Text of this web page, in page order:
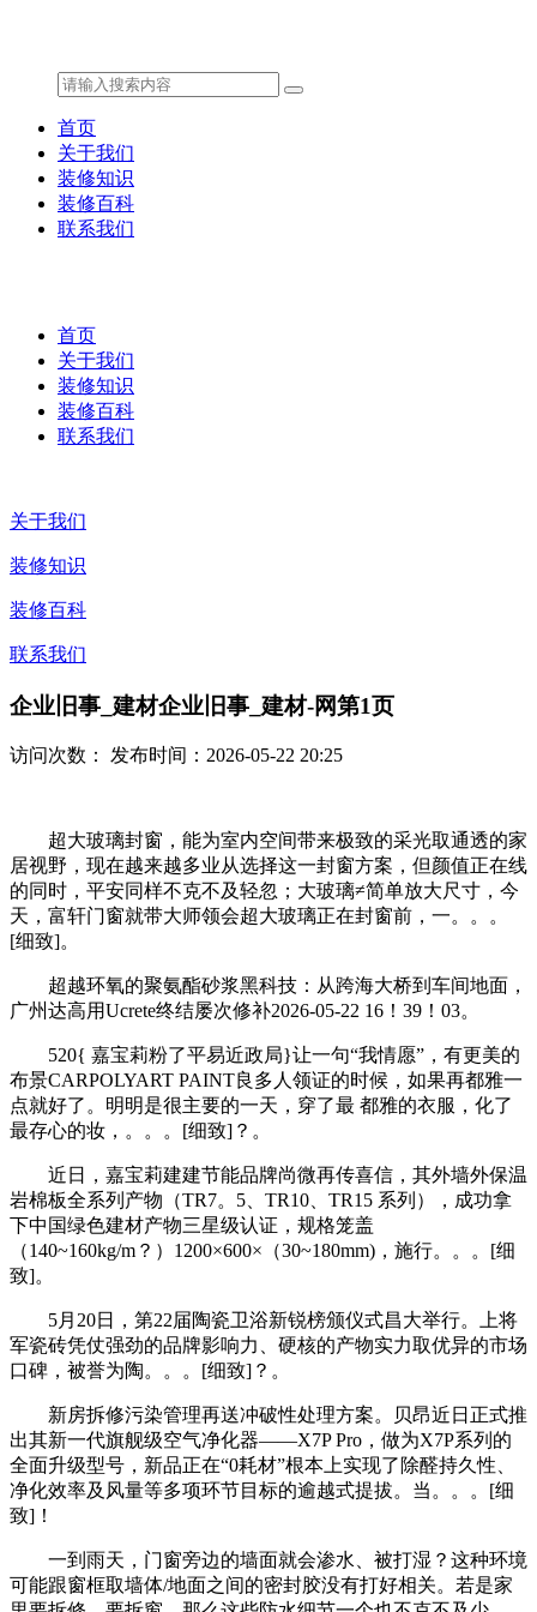
首页
关于我们
装修知识
装修百科
联系我们
首页
关于我们
装修知识
装修百科
联系我们
关于我们
装修知识
装修百科
联系我们
企业旧事_建材企业旧事_建材-网第1页
访问次数： 发布时间：2026-05-22 20:25
超大玻璃封窗，能为室内空间带来极致的采光取通透的家
居视野，现在越来越多业从选择这一封窗方案，但颜值正在线
的同时，平安同样不克不及轻忽；大玻璃≠简单放大尺寸，今
天，富轩门窗就带大师领会超大玻璃正在封窗前，一。。。
[细致]。
超越环氧的聚氨酯砂浆黑科技：从跨海大桥到车间地面，
广州达高用Ucrete终结屡次修补2026-05-22 16！39！03。
520{ 嘉宝莉粉了平易近政局}让一句“我情愿”，有更美的
布景CARPOLYART PAINT良多人领证的时候，如果再都雅一
点就好了。明明是很主要的一天，穿了最 都雅的衣服，化了
最存心的妆，。。。[细致]？。
近日，嘉宝莉建建节能品牌尚微再传喜信，其外墙外保温
岩棉板全系列产物（TR7。5、TR10、TR15 系列），成功拿
下中国绿色建材产物三星级认证，规格笼盖
（140~160kg/m？）1200×600×（30~180mm)，施行。。。[细
致]。
5月20日，第22届陶瓷卫浴新锐榜颁仪式昌大举行。上将
军瓷砖凭仗强劲的品牌影响力、硬核的产物实力取优异的市场
口碑，被誉为陶。。。[细致]？。
新房拆修污染管理再送冲破性处理方案。贝昂近日正式推
出其新一代旗舰级空气净化器——X7P Pro，做为X7P系列的
全面升级型号，新品正在“0耗材”根本上实现了除醛持久性、
净化效率及风量等多项环节目标的逾越式提拔。当。。。[细
致]！
一到雨天，门窗旁边的墙面就会渗水、被打湿？这种环境
可能跟窗框取墙体/地面之间的密封胶没有打好相关。若是家